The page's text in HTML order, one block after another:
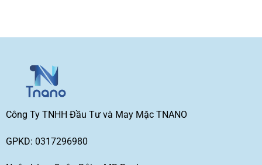
Công Ty TNHH Đầu Tư và May Mặc TNANO
GPKD: 0317296980